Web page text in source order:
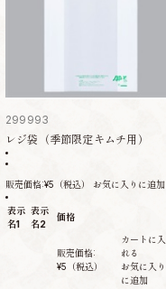
299993
レジ袋（季節限定キムチ用）
販売価格:¥5 （税込） お気に入りに追加
表示
名1
表示
名2
価格
販売価格:
¥5 （税込）
カートに入
れる
お気に入り
に追加